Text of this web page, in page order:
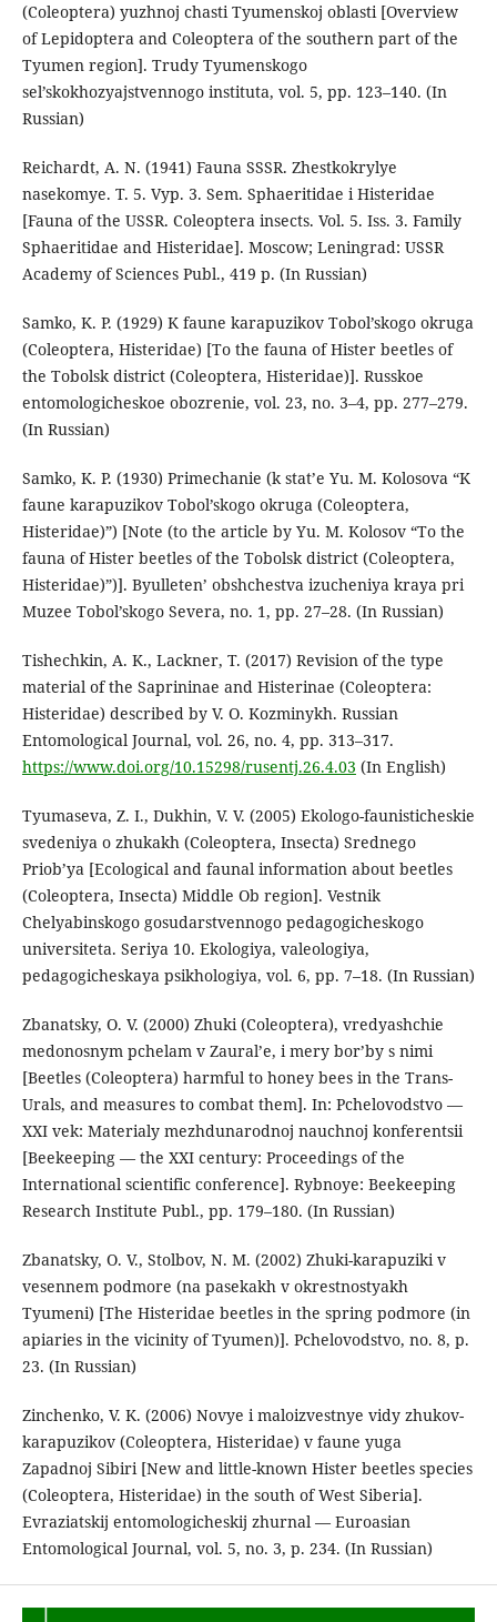
(Coleoptera) yuzhnoj chasti Tyumenskoj oblasti [Overview
of Lepidoptera and Coleoptera of the southern part of the
Tyumen region]. Trudy Tyumenskogo
sel’skokhozyajstvennogo instituta, vol. 5, pp. 123–140. (In
Russian)
Reiсhardt, A. N. (1941) Fauna SSSR. Zhestkokrylye
nasekomye. T. 5. Vyp. 3. Sem. Sphaeritidae i Histeridae
[Fauna of the USSR. Coleoptera insects. Vol. 5. Iss. 3. Family
Sphaeritidae and Histeridae]. Moscow; Leningrad: USSR
Academy of Sciences Publ., 419 p. (In Russian)
Samko, K. P. (1929) K faune karapuzikov Tobol’skogo okruga
(Coleoptera, Histeridae) [To the fauna of Hister beetles of
the Tobolsk district (Coleoptera, Histeridae)]. Russkoe
entomologicheskoe obozrenie, vol. 23, no. 3–4, pp. 277–279.
(In Russian)
Samko, K. P. (1930) Primechanie (k stat’e Yu. M. Kolosova “K
faune karapuzikov Tobol’skogo okruga (Coleoptera,
Histeridae)”) [Note (to the article by Yu. M. Kolosov “To the
fauna of Hister beetles of the Tobolsk district (Coleoptera,
Histeridae)”)]. Byulleten’ obshchestva izucheniya kraya pri
Muzee Tobol’skogo Severa, no. 1, pp. 27–28. (In Russian)
Tishechkin, A. K., Lackner, T. (2017) Revision of the type
material of the Saprininae and Histerinae (Coleoptera:
Histeridae) described by V. O. Kozminykh. Russian
Entomological Journal, vol. 26, no. 4, pp. 313–317.
https://www.doi.org/10.15298/rusentj.26.4.03 (In English)
Tyumaseva, Z. I., Dukhin, V. V. (2005) Ekologo-faunisticheskie
svedeniya o zhukakh (Coleoptera, Insecta) Srednego
Priob’ya [Ecological and faunal information about beetles
(Coleoptera, Insecta) Middle Ob region]. Vestnik
Chelyabinskogo gosudarstvennogo pedagogicheskogo
universiteta. Seriya 10. Ekologiya, valeologiya,
pedagogicheskaya psikhologiya, vol. 6, pp. 7–18. (In Russian)
Zbanatsky, O. V. (2000) Zhuki (Coleoptera), vredyashchie
medonosnym pchelam v Zaural’e, i mery bor’by s nimi
[Beetles (Coleoptera) harmful to honey bees in the Trans-
Urals, and measures to combat them]. In: Pchelovodstvo —
XXI vek: Materialy mezhdunarodnoj nauchnoj konferentsii
[Beekeeping — the XXI century: Proceedings of the
International scientific conference]. Rybnoye: Beekeeping
Research Institute Publ., pp. 179–180. (In Russian)
Zbanatsky, O. V., Stolbov, N. M. (2002) Zhuki-karapuziki v
vesennem podmore (na pasekakh v okrestnostyakh
Tyumeni) [The Histeridae beetles in the spring podmore (in
apiaries in the vicinity of Tyumen)]. Pchelovodstvo, no. 8, p.
23. (In Russian)
Zinchenko, V. K. (2006) Novye i maloizvestnye vidy zhukov-
karapuzikov (Coleoptera, Histeridae) v faune yuga
Zapadnoj Sibiri [New and little-known Hister beetles species
(Coleoptera, Histeridae) in the south of West Siberia].
Evraziatskij entomologicheskij zhurnal — Euroasian
Entomological Journal, vol. 5, no. 3, р. 234. (In Russian)